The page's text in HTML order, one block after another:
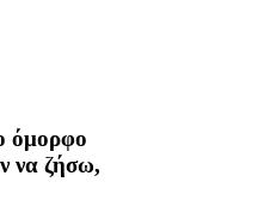
όμορφο
να ζήσω,